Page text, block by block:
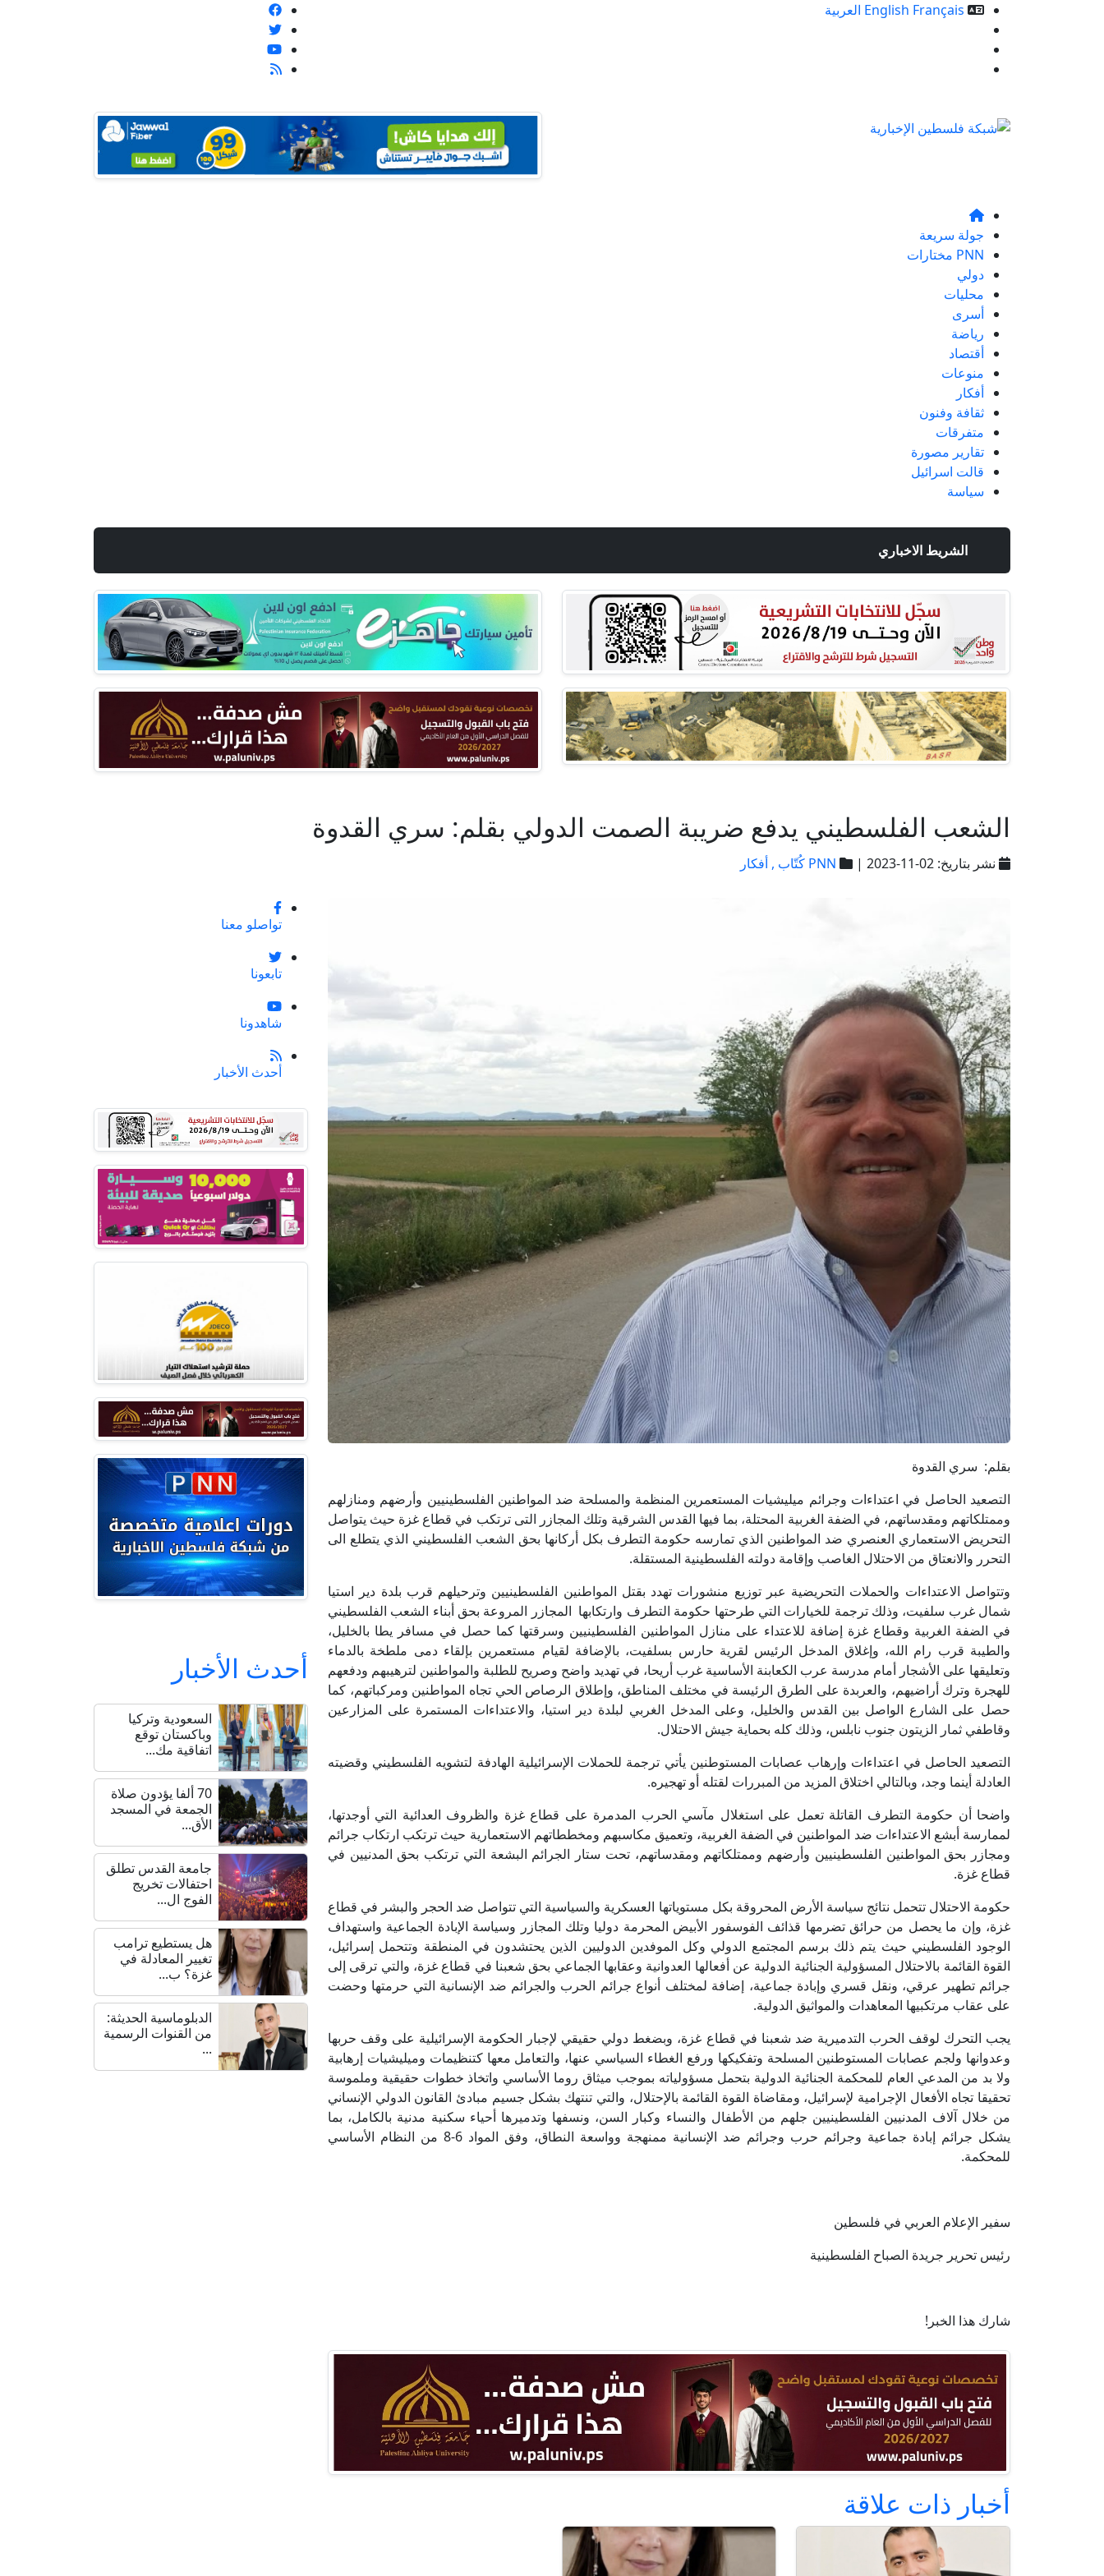
English Français
العربية
جولة سريعة
PNN مختارات
دولي
محليات
أسرى
رياضة
أقتصاد
منوعات
أفكار
ثقافة وفنون
متفرقات
تقارير مصورة
قالت اسرائيل
سياسة
الشريط الاخباري
الشعب الفلسطيني يدفع ضريبة الصمت الدولي بقلم: سري القدوة
نشر بتاريخ: 02-11-2023 | PNN كُتّاب , أفكار
بقلم: سري القدوة
التصعيد الحاصل في اعتداءات وجرائم ميليشيات المستعمرين المنظمة والمسلحة ضد المواطنين الفلسطينيين وأرضهم ومنازلهم
وممتلكاتهم ومقدساتهم، في الضفة الغربية المحتلة، بما فيها القدس الشرقية وتلك المجازر التى ترتكب في قطاع غزة حيث يتواصل
التحريض الاستعماري العنصري ضد المواطنين الذي تمارسه حكومة التطرف بكل أركانها بحق الشعب الفلسطيني الذي يتطلع الى
التحرر والانعتاق من الاحتلال الغاصب وإقامة دولته الفلسطينية المستقلة.
وتتواصل الاعتداءات والحملات التحريضية عبر توزيع منشورات تهدد بقتل المواطنين الفلسطينيين وترحيلهم قرب بلدة دير استيا
شمال غرب سلفيت، وذلك ترجمة للخيارات التي طرحتها حكومة التطرف وارتكابها المجازر المروعة بحق أبناء الشعب الفلسطيني
في الضفة الغربية وقطاع غزة إضافة للاعتداء على منازل المواطنين الفلسطينيين وسرقتها كما حصل في مسافر يطا بالخليل،
والطيبة قرب رام الله، وإغلاق المدخل الرئيس لقرية حارس بسلفيت، بالإضافة لقيام مستعمرين بإلقاء دمى ملطخة بالدماء
وتعليقها على الأشجار أمام مدرسة عرب الكعابنة الأساسية غرب أريحا، في تهديد واضح وصريح للطلبة والمواطنين لترهيبهم ودفعهم
للهجرة وترك أراضيهم، والعربدة على الطرق الرئيسة في مختلف المناطق، وإطلاق الرصاص الحي تجاه المواطنين ومركباتهم، كما
حصل على الشارع الواصل بين القدس والخليل، وعلى المدخل الغربي لبلدة دير استيا، والاعتداءات المستمرة على المزارعين
وقاطفي ثمار الزيتون جنوب نابلس، وذلك كله بحماية جيش الاحتلال.
التصعيد الحاصل في اعتداءات وإرهاب عصابات المستوطنين يأتي ترجمة للحملات الإسرائيلية الهادفة لتشويه الفلسطيني وقضيته
العادلة أينما وجد، وبالتالي اختلاق المزيد من المبررات لقتله أو تهجيره.
واضحا أن حكومة التطرف القاتلة تعمل على استغلال مآسي الحرب المدمرة على قطاع غزة والظروف العدائية التي أوجدتها،
لممارسة أبشع الاعتداءات ضد المواطنين في الضفة الغربية، وتعميق مكاسبهم ومخططاتهم الاستعمارية حيث ترتكب ارتكاب جرائم
ومجازر بحق المواطنين الفلسطينيين وأرضهم وممتلكاتهم ومقدساتهم، تحت ستار الجرائم البشعة التي ترتكب بحق المدنيين في
قطاع غزة.
حكومة الاحتلال تتحمل نتائج سياسة الأرض المحروقة بكل مستوياتها العسكرية والسياسية التي تتواصل ضد الحجر والبشر في قطاع
غزة، وإن ما يحصل من حرائق تضرمها قذائف الفوسفور الأبيض المحرمة دوليا وتلك المجازر وسياسة الإبادة الجماعية واستهداف
الوجود الفلسطيني حيث يتم ذلك برسم المجتمع الدولي وكل الموفدين الدوليين الذين يحتشدون في المنطقة وتتحمل إسرائيل،
القوة القائمة بالاحتلال المسؤولية الجنائية الدولية عن أفعالها العدوانية وعقابها الجماعي بحق شعبنا في قطاع غزة، والتي ترقى إلى
جرائم تطهير عرقي، ونقل قسري وإبادة جماعية، إضافة لمختلف أنواع جرائم الحرب والجرائم ضد الإنسانية التي حرمتها وحضت
على عقاب مرتكبيها المعاهدات والمواثيق الدولية.
يجب التحرك لوقف الحرب التدميرية ضد شعبنا في قطاع غزة، وبضغط دولي حقيقي لإجبار الحكومة الإسرائيلية على وقف حربها
وعدوانها ولجم عصابات المستوطنين المسلحة وتفكيكها ورفع الغطاء السياسي عنها، والتعامل معها كتنظيمات وميليشيات إرهابية
ولا بد من المدعي العام للمحكمة الجنائية الدولية بتحمل مسؤولياته بموجب ميثاق روما الأساسي واتخاذ خطوات حقيقية وملموسة
تحقيقا تجاه الأفعال الإجرامية لإسرائيل، ومقاضاة القوة القائمة بالإحتلال، والتي تنتهك بشكل جسيم مبادئ القانون الدولي الإنساني
من خلال آلاف المدنيين الفلسطينيين جلهم من الأطفال والنساء وكبار السن، ونسفها وتدميرها أحياء سكنية مدنية بالكامل، بما
يشكل جرائم إبادة جماعية وجرائم حرب وجرائم ضد الإنسانية ممنهجة وواسعة النطاق، وفق المواد 6-8 من النظام الأساسي
للمحكمة.
سفير الإعلام العربي في فلسطين
رئيس تحرير جريدة الصباح الفلسطينية
شارك هذا الخبر!
أخبار ذات علاقة
تواصلو معنا
تابعونا
شاهدونا
أحدث الأخبار
أحدث الأخبار
السعودية وتركيا
وباكستان توقع
اتفاقية مك...
70 ألفا يؤدون صلاة
الجمعة في المسجد
الأق...
جامعة القدس تطلق
احتفالات تخريج
الفوج ال...
هل يستطيع ترامب
تغيير المعادلة في
غزة؟ ب...
الدبلوماسية الحديثة:
من القنوات الرسمية
...